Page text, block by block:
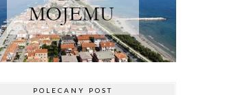
POLECANY POST